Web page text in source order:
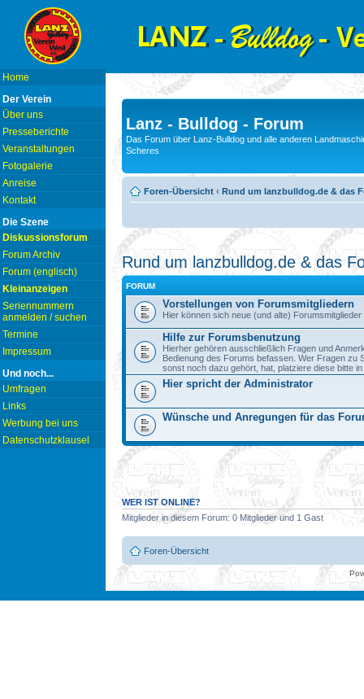
Home
Der Verein
Über uns
Presseberichte
Veranstaltungen
Fotogalerie
Anreise
Kontakt
Die Szene
Diskussionsforum
Forum Archiv
Forum (englisch)
Kleinanzeigen
Seriennummern
anmelden / suchen
Termine
Impressum
Und noch...
Umfragen
Links
Werbung bei uns
Datenschutzklausel
Lanz - Bulldog - Forum
Das Forum über Lanz-Bulldog und alle anderen
Scheres
Foren-Übersicht ‹ Rund um lanzbulldog.de & das
Rund um lanzbulldog.de & das
FORUM
Vorstellungen von Forumsmitgliedern
Hier können sich neue (und alte)
Hilfe zur Forumsbenutzung
Hierher gehören ausschließlich Fragen und
Bedienung des Forums befassen. Wer Fragen zu
sonst noch dazu gehört, hat, platziere diese bitte
Hier spricht der Administrator
Wünsche und Anregungen für das
WER IST ONLINE?
Mitglieder in diesem Forum: 0 Mitglieder und 1 Gast
Foren-Übersicht